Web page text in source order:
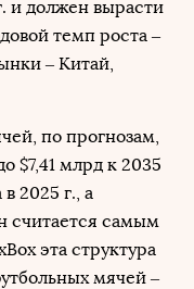
и должен вырасти
темп роста –
– Китай,
по прогнозам,
$7,41 млрд к 2035
2025 г., а
считается самым
эта структура
мячей –